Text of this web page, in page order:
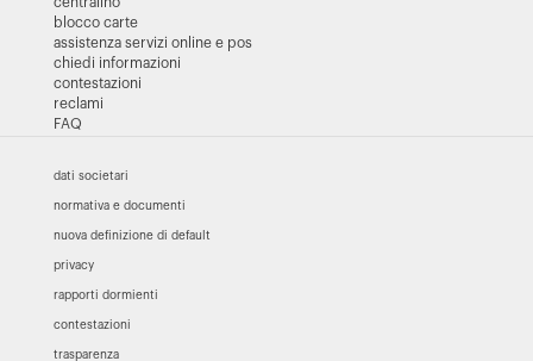
blocco carte
assistenza servizi online e pos
chiedi informazioni
contestazioni
reclami
FAQ
dati societari
normativa e documenti
nuova definizione di default
privacy
rapporti dormienti
contestazioni
trasparenza